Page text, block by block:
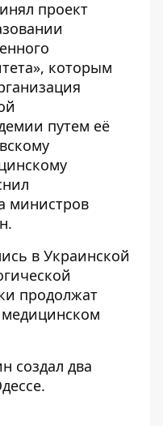
проект
которым
путем её
министров
в Украинской
продолжат
создал два
.